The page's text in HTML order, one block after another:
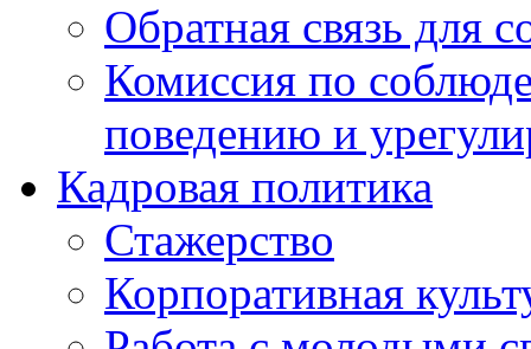
Обратная связь для
Комиссия по
поведению и
Кадровая политика
Стажерство
Корпоративная